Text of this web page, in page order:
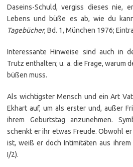
Daseins-Schuld, vergiss dieses nie,
Lebens und büße es ab, wie du
Tagebücher, Bd. 1, München 1976;
Interessante Hinweise sind auch in
Trutz enthalten; u. a. die Frage, warum
büßen muss.
Als wichtigster Mensch und ein Art
Ekhart auf, um als erster und, außer
ihrem Geburtstag anzunehmen.
schenkt er ihr etwas Freude. Obwohl
ist, weiß er doch Intimitäten aus ihrem
I/2).